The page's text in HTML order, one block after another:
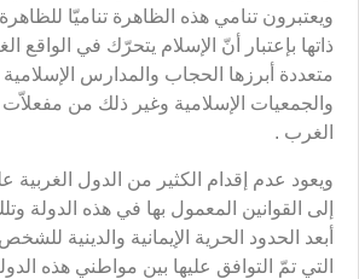
ويعتبرون تنامي هذه الظاهرة تناميّا
ذاتها بإعتبار أنّ الإسلام يتحرّك في الواقع
متعددة أبرزها الحجاب والمدارس
والجمعيات الإسلامية وغير ذلك من
الغرب .
ويعود عدم إقدام الكثير من الدول
إلى القوانين المعمول بها في هذه الدولة
أبعد الحدود الحرية الإيمانية والدينية
التي تمّ التوافق عليها بين مواطني هذه